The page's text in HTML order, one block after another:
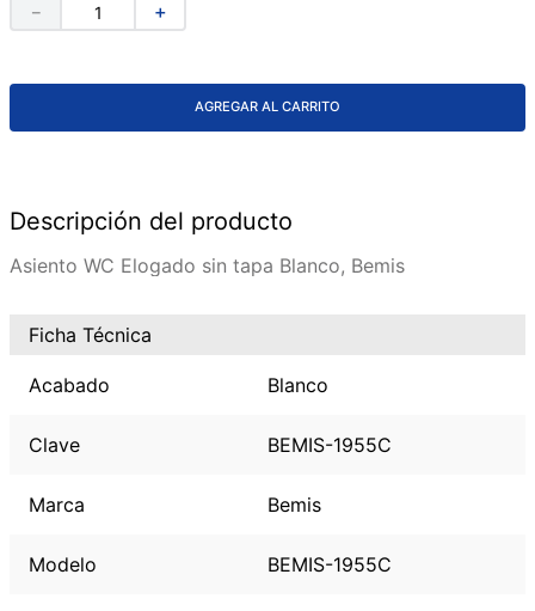
＋
－
AGREGAR AL CARRITO
Descripción del producto
Asiento WC Elogado sin tapa Blanco, Bemis
Ficha Técnica
Acabado Blanco
Clave BEMIS-1955C
Marca Bemis
Modelo BEMIS-1955C